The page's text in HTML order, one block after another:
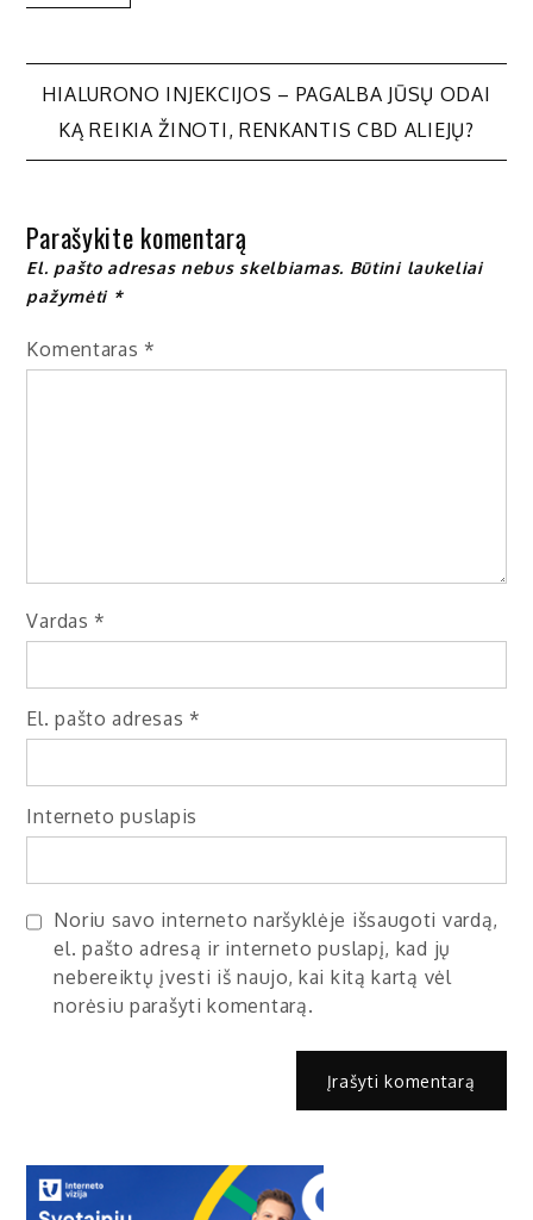
Navigacija
tarp
įrašų
HIALURONO INJEKCIJOS – PAGALBA JŪSŲ ODAI
KĄ REIKIA ŽINOTI, RENKANTIS CBD ALIEJŲ?
Parašykite komentarą
El. pašto adresas nebus skelbiamas. Būtini laukeliai
pažymėti *
Komentaras *
Vardas *
El. pašto adresas *
Interneto puslapis
Noriu savo interneto naršyklėje išsaugoti vardą,
el. pašto adresą ir interneto puslapį, kad jų
nebereiktų įvesti iš naujo, kai kitą kartą vėl
norėsiu parašyti komentarą.